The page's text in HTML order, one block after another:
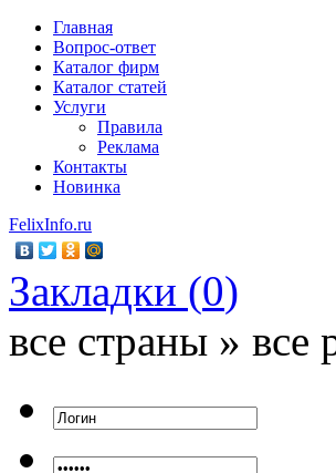
Главная
Вопрос-ответ
Каталог фирм
Каталог статей
Услуги
Правила
Реклама
Контакты
Новинка
FelixInfo.ru
Закладки (0)
все страны » все